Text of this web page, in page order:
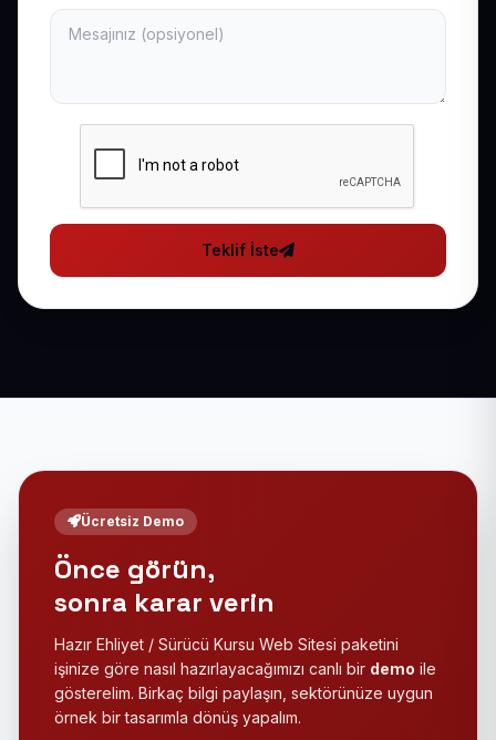
Teklif İste
Ücretsiz Demo
Önce görün,
sonra karar verin
Hazır Ehliyet / Sürücü Kursu Web Sitesi paketini
işinize göre nasıl hazırlayacağımızı canlı bir demo ile
gösterelim. Birkaç bilgi paylaşın, sektörünüze uygun
örnek bir tasarımla dönüş yapalım.